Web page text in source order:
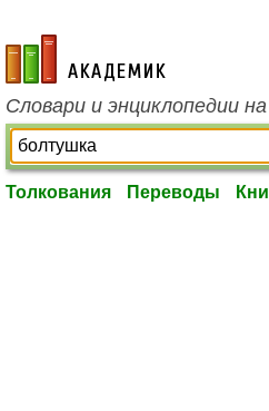
academic.ru
Словари и энциклопедии
Толкования Переводы